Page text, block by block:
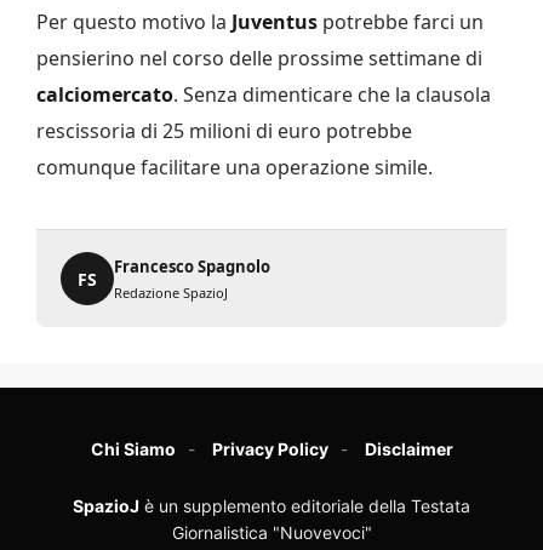
Per questo motivo la Juventus potrebbe farci un
pensierino nel corso delle prossime settimane di
calciomercato. Senza dimenticare che la clausola
rescissoria di 25 milioni di euro potrebbe
comunque facilitare una operazione simile.
FS
Francesco Spagnolo
Redazione SpazioJ
Chi Siamo Privacy Policy Disclaimer
SpazioJ è un supplemento editoriale della Testata
Giornalistica "Nuovevoci"